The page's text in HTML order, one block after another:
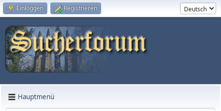
Einloggen Registrieren
Hauptmenü